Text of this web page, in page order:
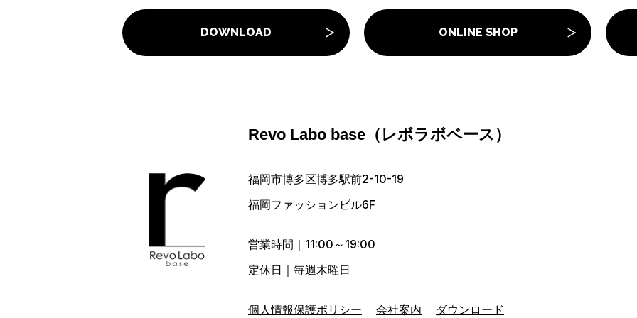
DOWNLOAD ONLINE SHOP
Revo Labo base（レボラボベース）
福岡市博多区博多駅前2-10-19
福岡ファッションビル6F
営業時間｜11:00～19:00
定休日｜毎週木曜日
個人情報保護ポリシー 会社案内 ダウンロード